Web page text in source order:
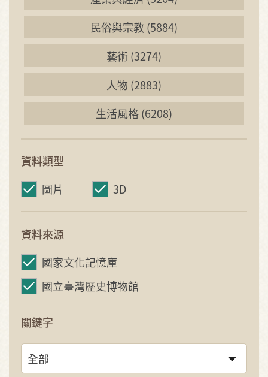
民俗與宗教 (5884)
藝術 (3274)
人物 (2883)
生活風格 (6208)
資料類型
圖片
3D
資料來源
國家文化記憶庫
國立臺灣歷史博物館
關鍵字